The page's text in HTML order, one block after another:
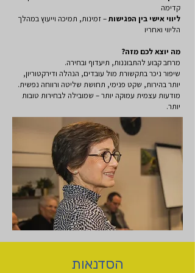
קדימה
ליווי אישי בין הפגישות– זמינות, תמיכה וייעוץ במהלך
הליווי ואחריו
מה יוצא לכם מזה?
מרחב קבוע להתבוננות, תיעדוף ובחירה.
שיפור ניכר בתקשורת מול עובדים, הנהלה ודירקטוריון,
יותר בהירות, שקט פנימי, תחושת שליטה ורווחה נפשית.
מודעות עצמית עמוקה יותר – שמובילה לבחירות טובות
יותר.
הסדנאות